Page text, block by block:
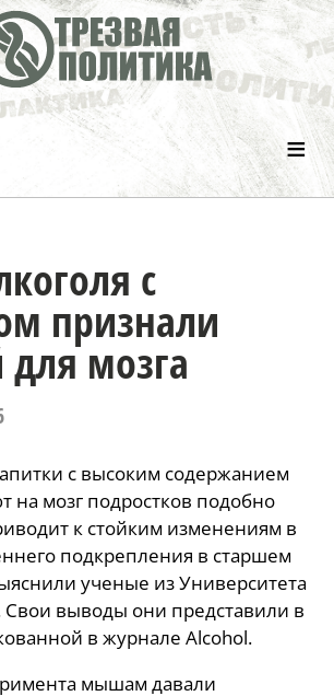
≡
с
признали
для мозга
с высоким содержанием
на мозг подростков подобно
к стойким изменениям в
подкрепления в старшем
ученые из Университета
выводы они представили в
в журнале Alcohol.
мышам давали